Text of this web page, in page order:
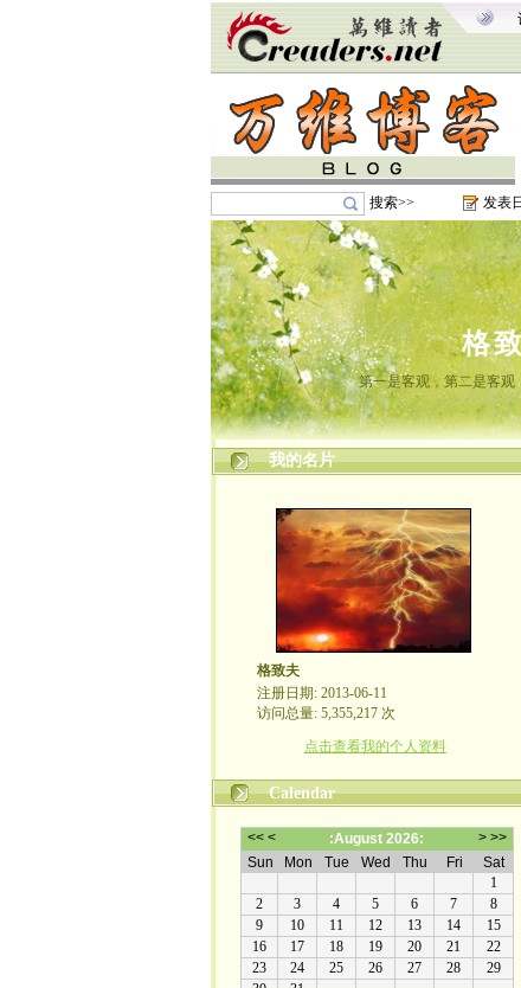
搜索>> 发表
格
第一是客观，第二是客观
我的名片
格致夫
注册日期: 2013-06-11
访问总量: 5,355,217 次
点击查看我的个人资料
Calendar